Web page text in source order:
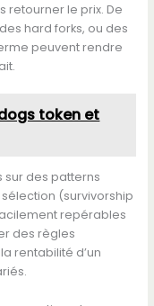
retourner le prix. De
hard forks, ou des
peuvent rendre
token et
sur des patterns
(survivorship
repérables
des règles
rentabilité d’un